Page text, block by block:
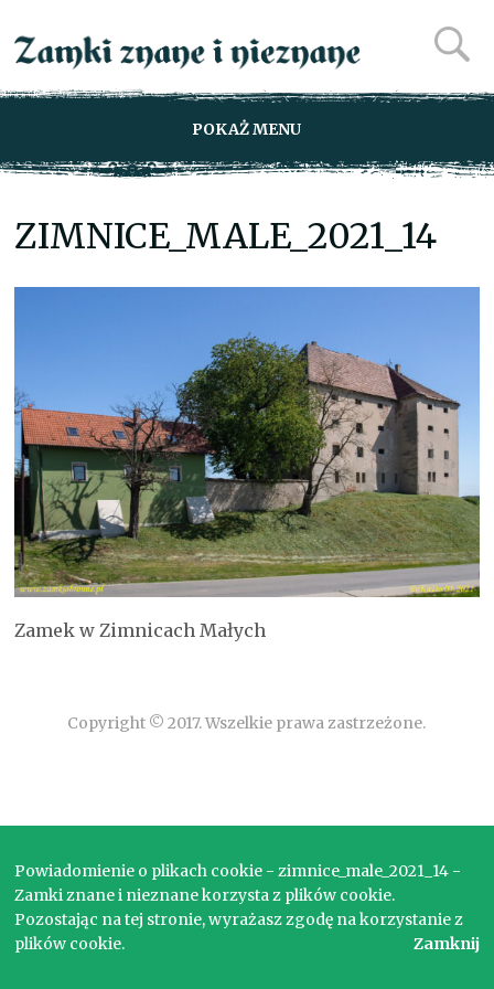
POKAŻ MENU
ZIMNICE_MALE_2021_14
Zamek w Zimnicach Małych
Copyright © 2017. Wszelkie prawa zastrzeżone.
Powiadomienie o plikach cookie - zimnice_male_2021_14 -
Zamki znane i nieznane korzysta z plików cookie.
Pozostając na tej stronie, wyrażasz zgodę na korzystanie z
plików cookie.
Zamknij